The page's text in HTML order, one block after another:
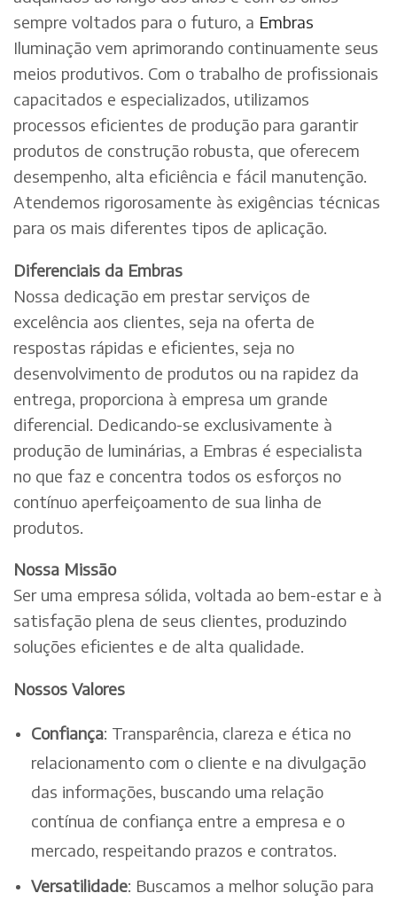
sempre voltados para o futuro, a Embras
Iluminação vem aprimorando continuamente seus
meios produtivos. Com o trabalho de profissionais
capacitados e especializados, utilizamos
processos eficientes de produção para garantir
produtos de construção robusta, que oferecem
desempenho, alta eficiência e fácil manutenção.
Atendemos rigorosamente às exigências técnicas
para os mais diferentes tipos de aplicação.
Diferenciais da Embras
Nossa dedicação em prestar serviços de
excelência aos clientes, seja na oferta de
respostas rápidas e eficientes, seja no
desenvolvimento de produtos ou na rapidez da
entrega, proporciona à empresa um grande
diferencial. Dedicando-se exclusivamente à
produção de luminárias, a Embras é especialista
no que faz e concentra todos os esforços no
contínuo aperfeiçoamento de sua linha de
produtos.
Nossa Missão
Ser uma empresa sólida, voltada ao bem-estar e à
satisfação plena de seus clientes, produzindo
soluções eficientes e de alta qualidade.
Nossos Valores
Confiança: Transparência, clareza e ética no
relacionamento com o cliente e na divulgação
das informações, buscando uma relação
contínua de confiança entre a empresa e o
mercado, respeitando prazos e contratos.
Versatilidade: Buscamos a melhor solução para